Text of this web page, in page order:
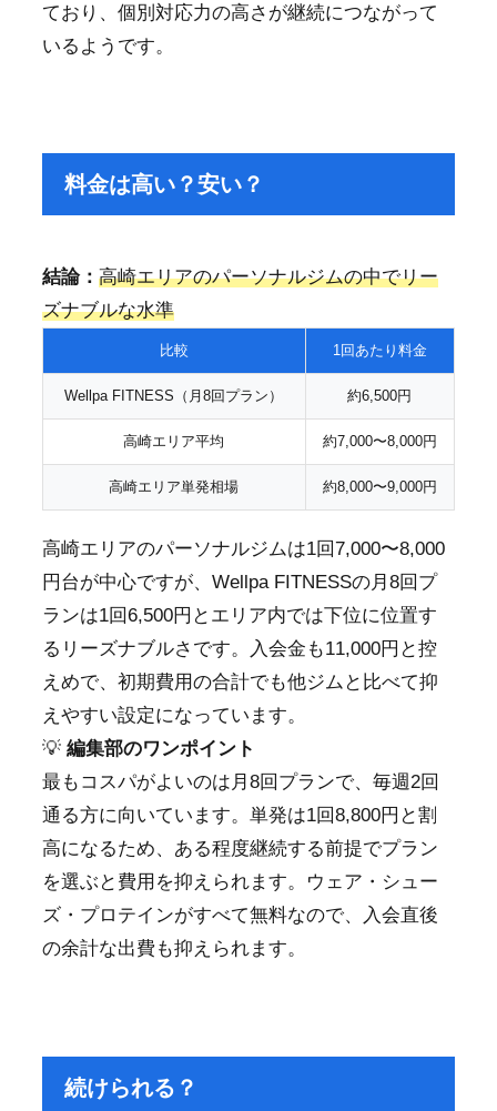
ており、個別対応力の高さが継続につながって
いるようです。
料金は高い？安い？
結論： 高崎エリアのパーソナルジムの中でリー
ズナブルな水準
比較 1回あたり料金
Wellpa FITNESS（月8回プラン） 約6,500円
高崎エリア平均 約7,000〜8,000円
高崎エリア単発相場 約8,000〜9,000円
高崎エリアのパーソナルジムは1回7,000〜8,000
円台が中心ですが、Wellpa FITNESSの月8回プ
ランは1回6,500円とエリア内では下位に位置す
るリーズナブルさです。入会金も11,000円と控
えめで、初期費用の合計でも他ジムと比べて抑
えやすい設定になっています。
💡 編集部のワンポイント
最もコスパがよいのは月8回プランで、毎週2回
通る方に向いています。単発は1回8,800円と割
高になるため、ある程度継続する前提でプラン
を選ぶと費用を抑えられます。ウェア・シュー
ズ・プロテインがすべて無料なので、入会直後
の余計な出費も抑えられます。
続けられる？